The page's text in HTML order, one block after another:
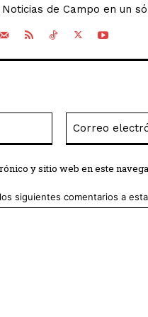
de Campo en un
y sitio web en este
siguientes comentarios a